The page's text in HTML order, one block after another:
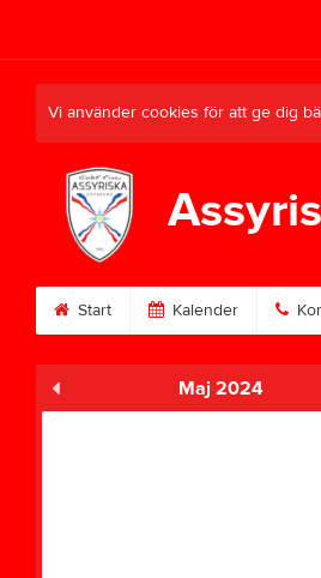
Vi använder cookies för att ge dig
Start Kalender
Maj 2024